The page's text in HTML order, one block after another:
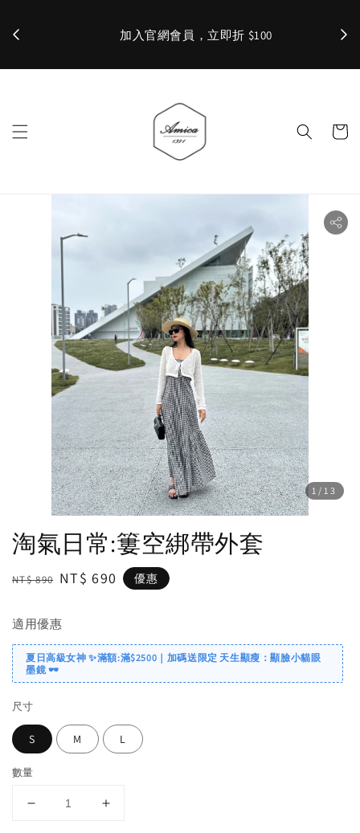
加入官網會員，立即折 $100 ✨
1 /13
淘氣日常:簍空綁帶外套
Regular
NT$ 890 Sale
NT$ 690 優惠
適用優惠
夏日高級女神 ✨滿額:滿$2500｜加碼送限定 天生顯瘦：顯臉小貓眼
墨鏡 🕶️
尺寸
S M L
數量